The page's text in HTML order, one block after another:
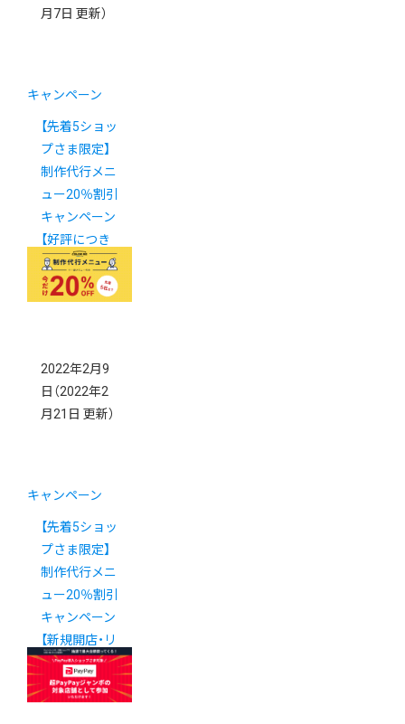
月7日 更新）
キャンペーン
【先着5ショッ
プさま限定】
制作代行メニ
ュー20％割引
キャンペーン
【好評につき
第２弾】
2022年2月9
日 （2022年2
月21日 更新）
キャンペーン
【先着5ショッ
プさま限定】
制作代行メニ
ュー20％割引
キャンペーン
【新規開店・リ
ニューアル】